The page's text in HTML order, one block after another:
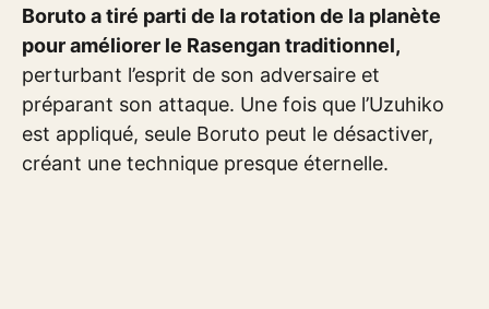
Boruto a tiré parti de la rotation de la planète
pour améliorer le Rasengan traditionnel,
perturbant l’esprit de son adversaire et
préparant son attaque. Une fois que l’Uzuhiko
est appliqué, seule Boruto peut le désactiver,
créant une technique presque éternelle.